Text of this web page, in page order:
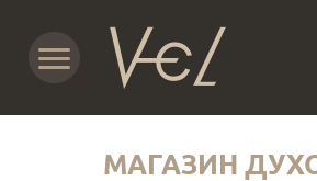
МАГАЗИН